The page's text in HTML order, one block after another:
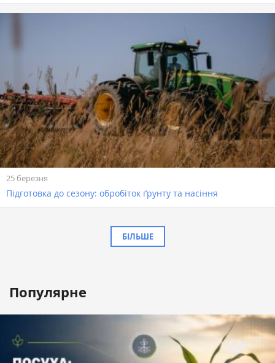
25 березня
Підготовка до сезону: обробіток ґрунту та насіння
БІЛЬШЕ
Популярне